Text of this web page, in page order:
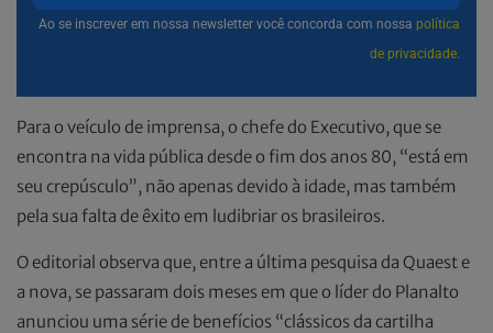
Ao se inscrever em nossa newsletter você concorda com nossa política
de privacidade.
Para o veículo de imprensa, o chefe do Executivo, que se
encontra na vida pública desde o fim dos anos 80, “está em
seu crepúsculo”, não apenas devido à idade, mas também
pela sua falta de êxito em ludibriar os brasileiros.
O editorial observa que, entre a última pesquisa da Quaest e
a nova, se passaram dois meses em que o líder do Planalto
anunciou uma série de benefícios “clássicos da cartilha